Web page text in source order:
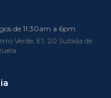
de 11:30am a 6pm
Verde, E1, 20 Subida de